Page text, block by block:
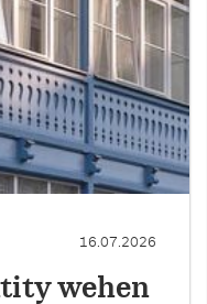
16.07.2026
wehen